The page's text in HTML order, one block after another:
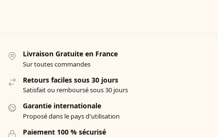
Livraison Gratuite en France
Sur toutes commandes
Retours faciles sous 30 jours
Satisfait ou remboursé sous 30 jours
Garantie internationale
Proposé dans le pays d'utilisation
Paiement 100 % sécurisé